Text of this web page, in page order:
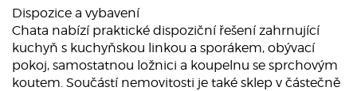
Dispozice a vybavení
Chata nabízí praktické dispoziční řešení zahrnující
kuchyň s kuchyňskou linkou a sporákem, obývací
pokoj, samostatnou ložnici a koupelnu se sprchovým
koutem. Součástí nemovitosti je také sklep v částečně